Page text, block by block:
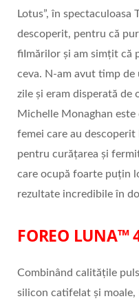
Lotus”, în spectaculoasa
descoperit, pentru că
fiImărilor și am simțit că
ceva. N-am avut timp
zile și eram disperată de
Michelle Monaghan
femei care au
pentru curățarea și
care ocupă foarte puțin
rezultate incredibile în
FOREO LUNA™
Combinând calitățile
silicon catifelat și moale,